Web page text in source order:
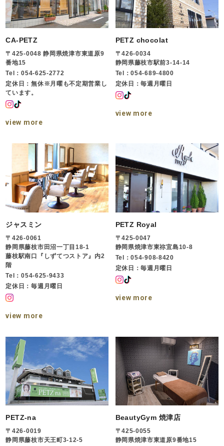
CA-PETZ
〒425-0048 静岡県焼津市東道原9
番地15
Tel：054-625-2772
定休日：無休※月曜も不定期営業し
ています。
view more
PETZ chocolat
〒426-0034
静岡県藤枝市駅前3-14-14
Tel：054-689-4800
定休日：毎週月曜日
view more
ジャスミン
〒426-0061
静岡県藤枝市田沼一丁目18-1
藤枝駅南口『しずてつストア』内2
階
Tel：054-625-9433
定休日：毎週月曜日
view more
PETZ Royal
〒425-0047
静岡県焼津市東祢宜島10-8
Tel：054-908-8420
定休日：毎週月曜日
view more
PETZ-na
〒426-0019
静岡県藤枝市天王町3-12-5
BeautyGym 焼津店
〒425-0055
静岡県焼津市東道原9番地15